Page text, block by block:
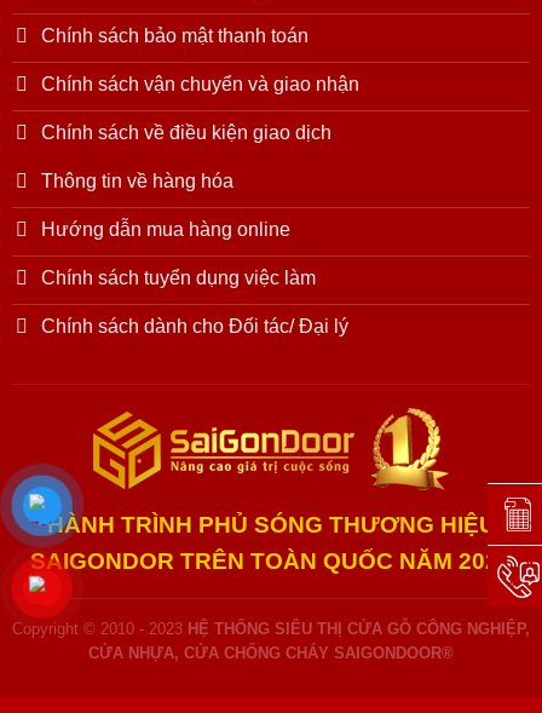
Chính sách bảo mật thanh toán
Chính sách vận chuyển và giao nhận
Chính sách về điều kiện giao dịch
Thông tin về hàng hóa
Hướng dẫn mua hàng online
Chính sách tuyển dụng việc làm
Chính sách dành cho Đối tác/ Đại lý
HÀNH TRÌNH PHỦ SÓNG THƯƠNG HIỆU
SAIGONDOR TRÊN TOÀN QUỐC NĂM 2025
Copyright © 2010 - 2023 HỆ THỐNG SIÊU THỊ CỬA GỖ CÔNG NGHIỆP,
CỬA NHỰA, CỬA CHỐNG CHÁY SAIGONDOOR®
Đặt